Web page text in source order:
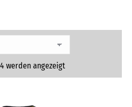
werden angezeigt